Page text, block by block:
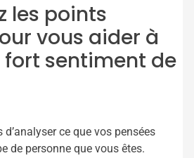
les points
vous aider à
sentiment de
d’analyser ce que vos pensées
de personne que vous êtes.